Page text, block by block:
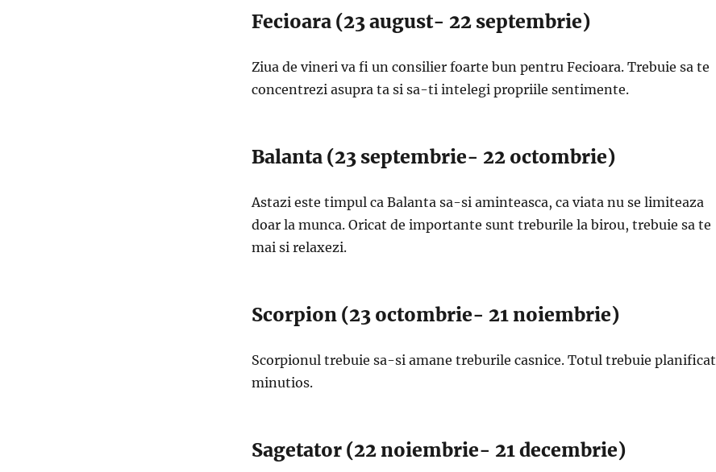
Fecioara (23 august- 22 septembrie)
Ziua de vineri va fi un consilier foarte bun pentru Fecioara. Trebuie sa te
concentrezi asupra ta si sa-ti intelegi propriile sentimente.
Balanta (23 septembrie- 22 octombrie)
Astazi este timpul ca Balanta sa-si aminteasca, ca viata nu se limiteaza
doar la munca. Oricat de importante sunt treburile la birou, trebuie sa te
mai si relaxezi.
Scorpion (23 octombrie- 21 noiembrie)
Scorpionul trebuie sa-si amane treburile casnice. Totul trebuie planificat
minutios.
Sagetator (22 noiembrie- 21 decembrie)